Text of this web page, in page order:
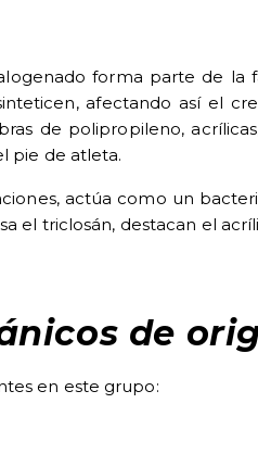
forma parte de la
afectando así el
de polipropileno,
pie de atleta.
actúa como un
el triclosán, destacan el
de
en este grupo: